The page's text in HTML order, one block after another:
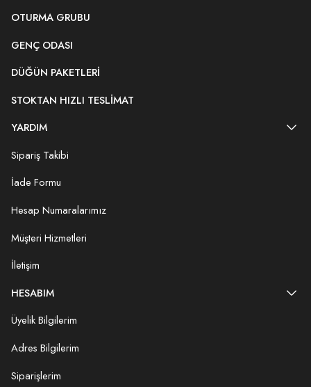
OTURMA GRUBU
GENÇ ODASI
DÜĞÜN PAKETLERI
STOKTAN HIZLI TESLIMAT
YARDIM
Sipariş Takibi
İade Formu
Hesap Numaralarımız
Müşteri Hizmetleri
İletişim
HESABIM
Üyelik Bilgilerim
Adres Bilgilerim
Siparişlerim